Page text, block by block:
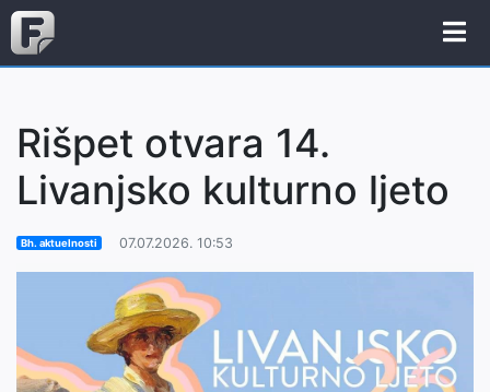
Rišpet otvara 14.
Livanjsko kulturno ljeto
Bh. aktuelnosti 07.07.2026. 10:53